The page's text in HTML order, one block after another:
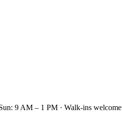
9 AM – 1 PM · Walk-ins welcome